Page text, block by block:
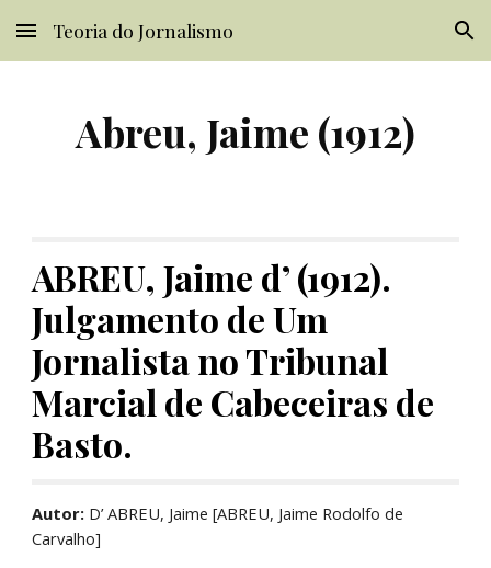
Skip to main content Skip to navigation
Teoria do Jornalismo
Abreu, Jaime (1912)
ABREU, Jaime d’ (1912).
Julgamento de Um
Jornalista no Tribunal
Marcial de Cabeceiras de
Basto.
Autor: D’ ABREU, Jaime [ABREU, Jaime Rodolfo de
Carvalho]